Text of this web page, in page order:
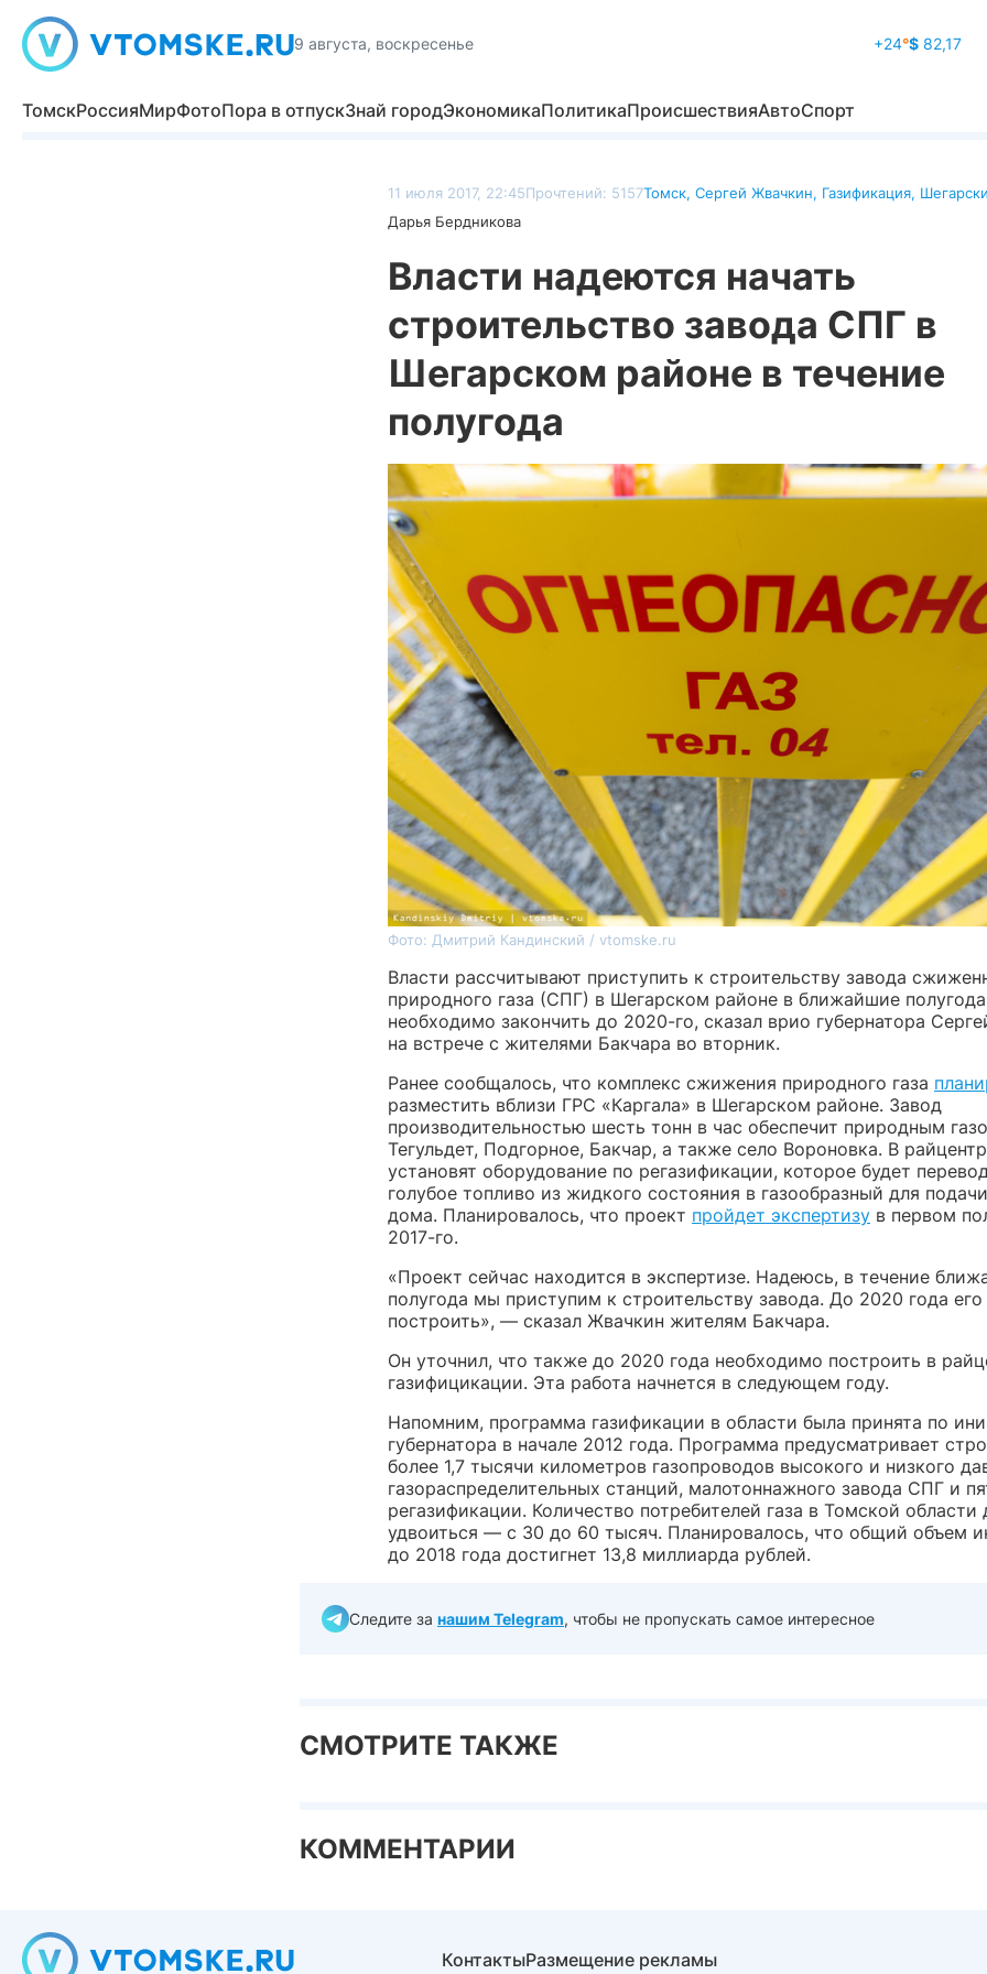
9 августа, воскресенье +24°$82,17
ТомскРоссияМирФотоПора в отпускЗнай городЭкономикаПолитикаПроисшествияАвтоСпорт
11 июля 2017, 22:45Прочтений: 5157Томск, Сергей Жвачкин, Газификация,
Дарья Бердникова
Власти надеются начать
строительство завода СПГ в
Шегарском районе в течение
полугода
Фото: Дмитрий Кандинский / vtomske.ru
Власти рассчитывают приступить к строительству завода
природного газа (СПГ) в Шегарском районе в ближайшие
необходимо закончить до 2020-го, сказал врио губернатора
на встрече с жителями Бакчара во вторник.
Ранее сообщалось, что комплекс сжижения природного газа
разместить вблизи ГРС «Каргала» в Шегарском районе. Завод
производительностью шесть тонн в час обеспечит природным
Тегульдет, Подгорное, Бакчар, а также село Вороновка. В
установят оборудование по регазификации, которое будет
голубое топливо из жидкого состояния в газообразный для
дома. Планировалось, что проект пройдет экспертизу в первом
2017-го.
«Проект сейчас находится в экспертизе. Надеюсь, в течение
полугода мы приступим к строительству завода. До 2020 года
построить», — сказал Жвачкин жителям Бакчара.
Он уточнил, что также до 2020 года необходимо построить в
газифицикации. Эта работа начнется в следующем году.
Напомним, программа газификации в области была принята по
губернатора в начале 2012 года. Программа предусматривает
более 1,7 тысячи километров газопроводов высокого и низкого
газораспределительных станций, малотоннажного завода СПГ и
регазификации. Количество потребителей газа в Томской
удвоиться — с 30 до 60 тысяч. Планировалось, что общий объем
до 2018 года достигнет 13,8 миллиарда рублей.
Следите за нашим Telegram, чтобы не пропускать самое интересное
СМОТРИТЕ ТАКЖЕ
КОММЕНТАРИИ
КонтактыРазмещение рекламы